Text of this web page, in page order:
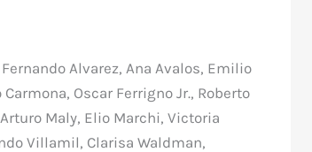
Alvarez, Ana Avalos, Emilio
Oscar Ferrigno Jr., Roberto
Maly, Elio Marchi, Victoria
Villamil, Clarisa Waldman,